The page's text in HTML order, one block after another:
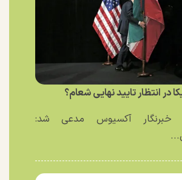
در انتظار تایید نهایی شعام؟
خبرنگار آکسیوس مدعی شد: